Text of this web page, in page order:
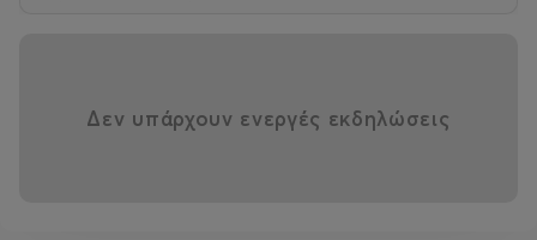
Δεν υπάρχουν ενεργές εκδηλώσεις